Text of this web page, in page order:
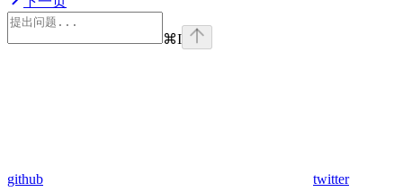
⌘I
github twitter